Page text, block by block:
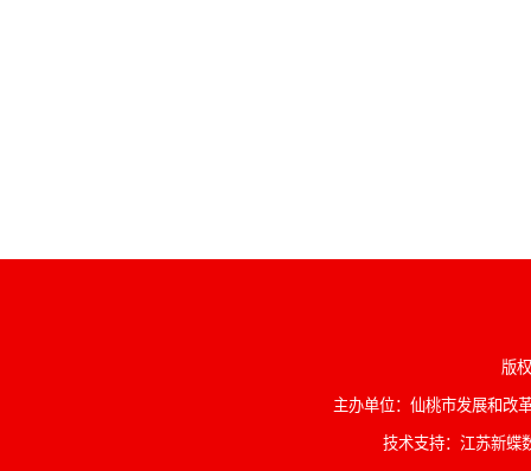
版
主办单位：仙桃市发展和改
技术支持：江苏新